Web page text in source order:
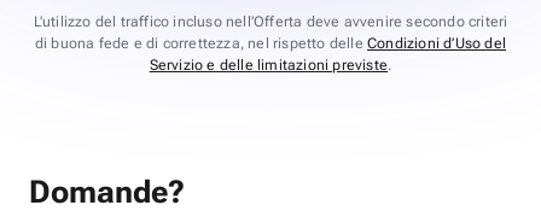
L’utilizzo del traffico incluso nell’Offerta deve avvenire secondo criteri
di buona fede e di correttezza, nel rispetto delleCondizioni d’Uso del
Servizio e delle limitazioni previste.
Domande?